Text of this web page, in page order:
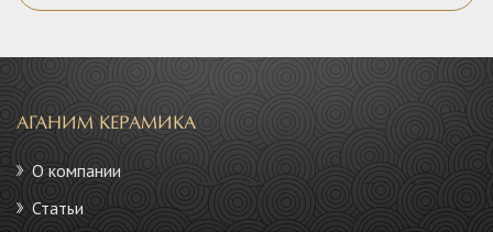
АГАНИМ КЕРАМИКА
О компании
Статьи